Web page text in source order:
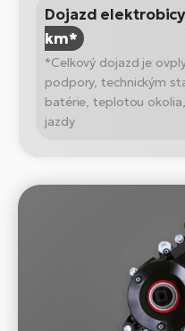
Dojazd
km*
*Celkový dojazd je
podpory, technickým
batérie, teplotou
jazdy